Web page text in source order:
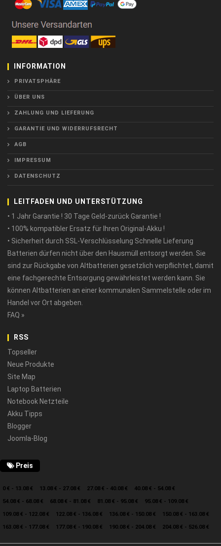
INFORMATION
PRIVATSPHÄRE
ÜBER UNS
ZAHLUNG UND LIEFERUNG
GARANTIE UND WIDERRUFSRECHT
AGB
IMPRESSUM
DATENSCHUTZ
LEITFADEN UND UNTERSTÜTZUNG
• 1 Jahr Garantie ! 30 Tage Geld-zurück Garantie !
• 100% kompatibler Ersatz für Ihren Original-Akku !
• Sicherheit durch SSL-Verschlüsselung Schnelle Lieferung
Batterien dürfen nicht über den Hausmüll entsorgt werden. Sie
sind zur Rückgabe von Altbatterien gesetzlich verpflichtet, damit
eine fachgerechte Entsorgung gewährleistet werden kann. Sie
können Altbatterien an einer kommunalen Sammelstelle oder im
Handel vor Ort abgeben.
FAQ »
RSS
Topseller
Neue Produkte
Site Map
Laptop Batterien
Notebook Netzteile
Akku Tipps
Blogger
Joomla-Blog
Preis
0 € - 13.08 € 13.08 € - 27.08 € 27.08 € - 40.08 €
40.08 € - 54.08 €
54.08 € - 68.08 €
68.08 € - 81.08 € 81.08 € - 95.08 €
95.08 € - 109.08 €
109.08 € - 122.08 €
122.08 € - 136.08 € 136.08 € - 150.08 €
150.08 € - 163.08 €
163.08 € - 177.08 €
177.08 € - 190.08 € 190.08 € - 204.08 € 204.08 € - 526.08 €